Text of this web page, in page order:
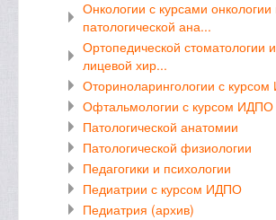
Онкологии с курсами онкологии
патологической ана...
Ортопедической стоматологии
лицевой хир...
Оториноларингологии с
Офтальмологии с курсом ИДПО
Патологической анатомии
Патологической физиологии
Педагогики и психологии
Педиатрии с курсом ИДПО
Педиатрия (архив)